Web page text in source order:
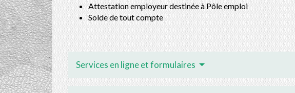
Attestation employeur destinée à Pôle emploi
Solde de tout compte
Services en ligne et formulaires